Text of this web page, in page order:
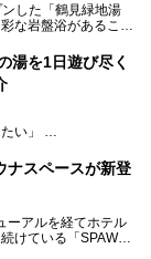
内のこだわりポイン
深水風呂、没入感の
る最新AIフィットネ
しくご紹介します。
した「鶴見緑地湯
な岩盤浴があること
アップしています。
た瞑想サウナをはじ
癒やしたい方はもち
ぴったりの内容とな
目ポイントを詳しく
春」に訪れる方や、
湯を1日遊び尽く
い」
す。
り温浴施設で、阪急
・リラックス・漫画
設なので、一日中ゆ
ナスペースが新登
ーアルを経てホテル
けている「SPAWO